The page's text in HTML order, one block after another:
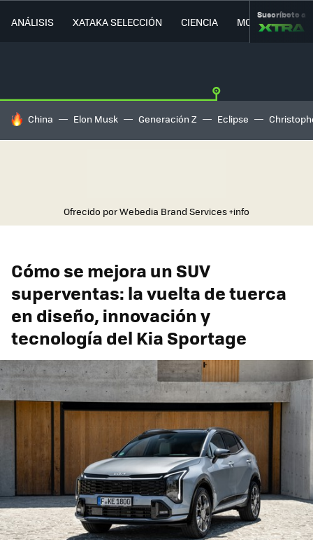
ANÁLISIS XATAKA SELECCIÓN CIENCIA MOVILIDAD
Suscríbete a
HOY SE HABLA DE
China Elon Musk Generación Z Eclipse
Ofrecido por Webedia Brand Services+info
Cómo se mejora un SUV
superventas: la vuelta de tuerca
en diseño, innovación y
tecnología del Kia Sportage